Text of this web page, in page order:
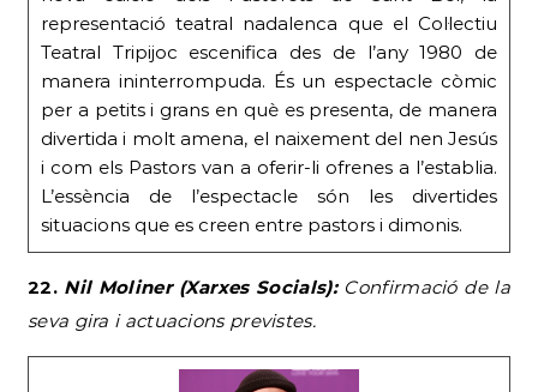
representació teatral nadalenca que el Col·lectiu
Teatral Tripijoc escenifica des de l’any 1980 de
manera ininterrompuda. És un espectacle còmic
per a petits i grans en què es presenta, de manera
divertida i molt amena, el naixement del nen Jesús
i com els Pastors van a oferir-li ofrenes a l’establia.
L’essència de l’espectacle són les divertides
situacions que es creen entre pastors i dimonis.
22. Nil Moliner (Xarxes Socials):Confirmació de la
seva gira i actuacions previstes.